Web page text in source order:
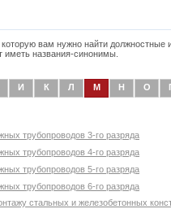
вам нужно найти
иметь названия-синонимы.
И К Л М Н О
трубопроводов 3-го разряда
трубопроводов 4-го разряда
трубопроводов 5-го разряда
трубопроводов 6-го разряда
стальных и железобетонных